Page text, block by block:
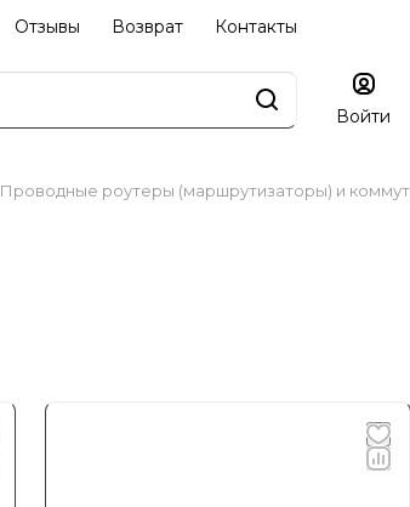
Отзывы Возврат Контакты
Войти
Проводные роутеры (маршрутизаторы) и